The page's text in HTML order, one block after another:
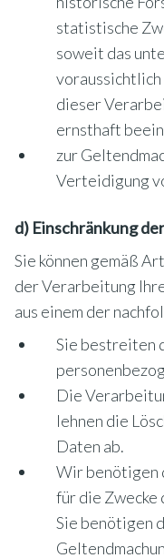
statistische
soweit das
dieser
ernsthaft
zur
Verteidigung
d) Einschränkung
Sie können gemäß
der Verarbeitung
aus einem der
Sie bestreiten
Die
lehnen die
Daten ab.
Wir benötigen
für die Zwecke
Sie benötigen